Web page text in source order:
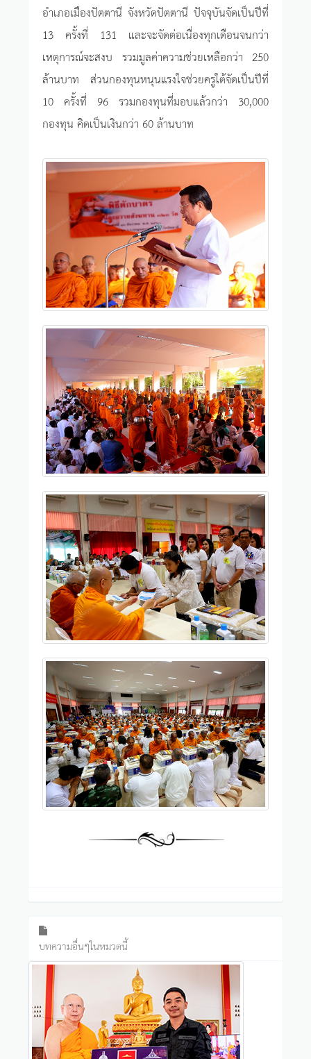
อำเภอเมืองปัตตานี จังหวัดปัตตานี ปัจจุบันจัดเป็นปีที่
13 ครั้งที่ 131 และจะจัดต่อเนื่องทุกเดือนจนกว่า
เหตุการณ์จะสงบ รวมมูลค่าความช่วยเหลือกว่า 250
ล้านบาท ส่วนกองทุนหนุนแรงใจช่วยครูใต้จัดเป็นปีที่
10 ครั้งที่ 96 รวมกองทุนที่มอบแล้วกว่า 30,000
กองทุน คิดเป็นเงินกว่า 60 ล้านบาท
บทความอื่นๆในหมวดนี้